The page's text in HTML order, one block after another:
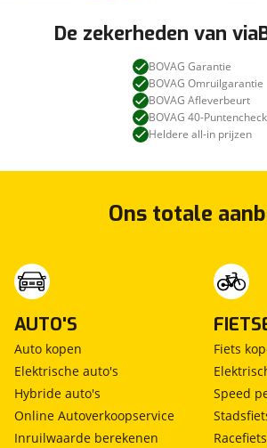
De zekerheden van
BOVAG Garantie
BOVAG Omruilgarantie
BOVAG Afleverbeurt
BOVAG 40-Puntencheck
Heldere all-in prijzen
Ons totale
AUTO'S
Auto kopen
Elektrische auto's
Hybride auto's
Online Autoverkoopservice
Inruilwaarde berekenen
Fiets
Speed
Racefiets